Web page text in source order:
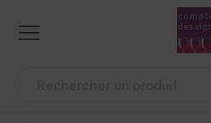
contenu